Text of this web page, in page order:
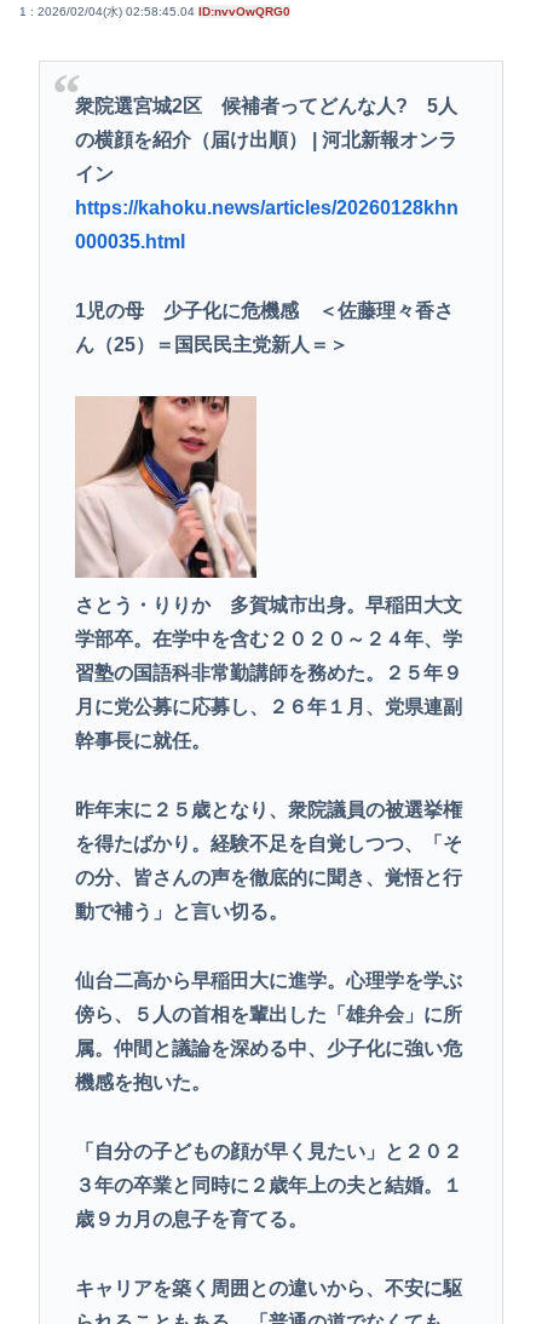
1 : 2026/02/04(水) 02:58:45.04 ID:nvvOwQRG0
衆院選宮城2区 候補者ってどんな人? 5人
の横顔を紹介（届け出順） | 河北新報オンラ
イン
https://kahoku.news/articles/20260128khn
000035.html
1児の母 少子化に危機感 ＜佐藤理々香さ
ん（25）＝国民民主党新人＝＞
さとう・りりか 多賀城市出身。早稲田大文
学部卒。在学中を含む２０２０～２４年、学
習塾の国語科非常勤講師を務めた。２５年９
月に党公募に応募し、２６年１月、党県連副
幹事長に就任。
昨年末に２５歳となり、衆院議員の被選挙権
を得たばかり。経験不足を自覚しつつ、「そ
の分、皆さんの声を徹底的に聞き、覚悟と行
動で補う」と言い切る。
仙台二高から早稲田大に進学。心理学を学ぶ
傍ら、５人の首相を輩出した「雄弁会」に所
属。仲間と議論を深める中、少子化に強い危
機感を抱いた。
「自分の子どもの顔が早く見たい」と２０２
３年の卒業と同時に２歳年上の夫と結婚。１
歳９カ月の息子を育てる。
キャリアを築く周囲との違いから、不安に駆